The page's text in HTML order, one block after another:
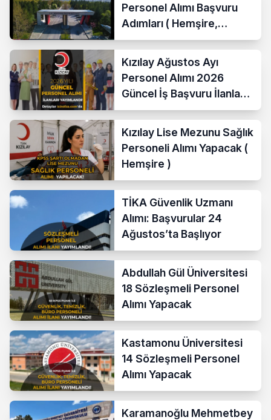
Personel Alımı Başvuru
Adımları ( Hemşire,
Temizlik Personeli )
Kızılay Ağustos Ayı
Personel Alımı 2026
Güncel İş Başvuru İlanları
Yayımladı!
Kızılay Lise Mezunu Sağlık
Personeli Alımı Yapacak (
Hemşire )
TİKA Güvenlik Uzmanı
Alımı: Başvurular 24
Ağustos’ta Başlıyor
Abdullah Gül Üniversitesi
18 Sözleşmeli Personel
Alımı Yapacak
Kastamonu Üniversitesi
14 Sözleşmeli Personel
Alımı Yapacak
Karamanoğlu Mehmetbey